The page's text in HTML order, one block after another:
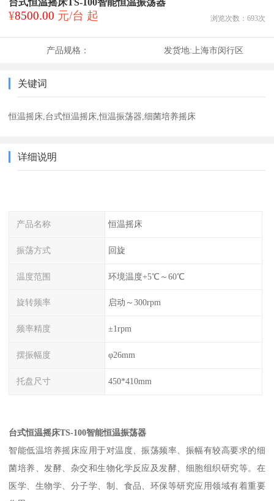
台式恒温摇床TS-100智能恒温振荡器
¥8500.00 元/台 起 浏览次数： 693次
产品规格： 发货地: 上海市闵行区
关键词
恒温摇床,台式恒温摇床,恒温振荡器,细菌培养摇床
详细说明
产品名称 恒温摇床
振荡方式 回旋
温度范围 环境温度+5℃～60℃
旋转频率 启动～300rpm
频率精度 ±1rpm
摆振幅度 φ26mm
托盘尺寸 450*410mm
台式恒温摇床TS-100智能恒温振荡器
智能低温培养摇床应用于对温度、振荡频率、振幅有较高要求的细
菌培养、发酵、杂交和生物化学反应及发酵、细胞组织研究等。在
医学、生物学、分子学、制、食品、环保等研究应用领域有着重要